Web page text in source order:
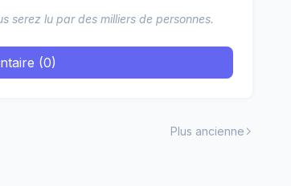
serez lu par des milliers de personnes.
(0)
Plus ancienne